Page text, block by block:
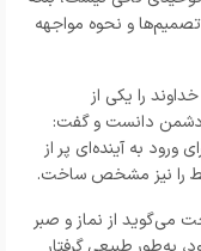
تصمیم‌ها و نحوه مواجهه
را یکی از
دشمن دانست و گفت:
ورود به آینده‌ای پر از
را نیز مشخص ساخت.
می‌گوید از نماز و صبر